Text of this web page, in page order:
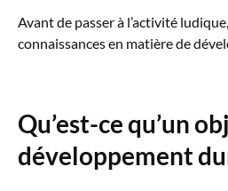
Avant de passer à l’activité
connaissances en matière de
Qu’est-ce qu’un
développement